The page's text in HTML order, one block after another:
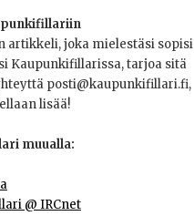
artikkeli, joka mielestäsi sopisi
Kaupunkifillarissa, tarjoa sitä
posti@kaupunkifillari.fi,
lisää!
muualla:
@ IRCnet